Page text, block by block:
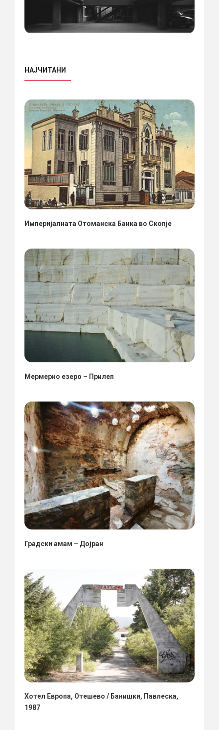
НАЈЧИТАНИ
Империјалната Отоманска Банка во Скопје
Мермерно езеро – Прилеп
Градски амам – Дојран
Хотел Европа, Отешево / Банишки, Павлеска,
1987